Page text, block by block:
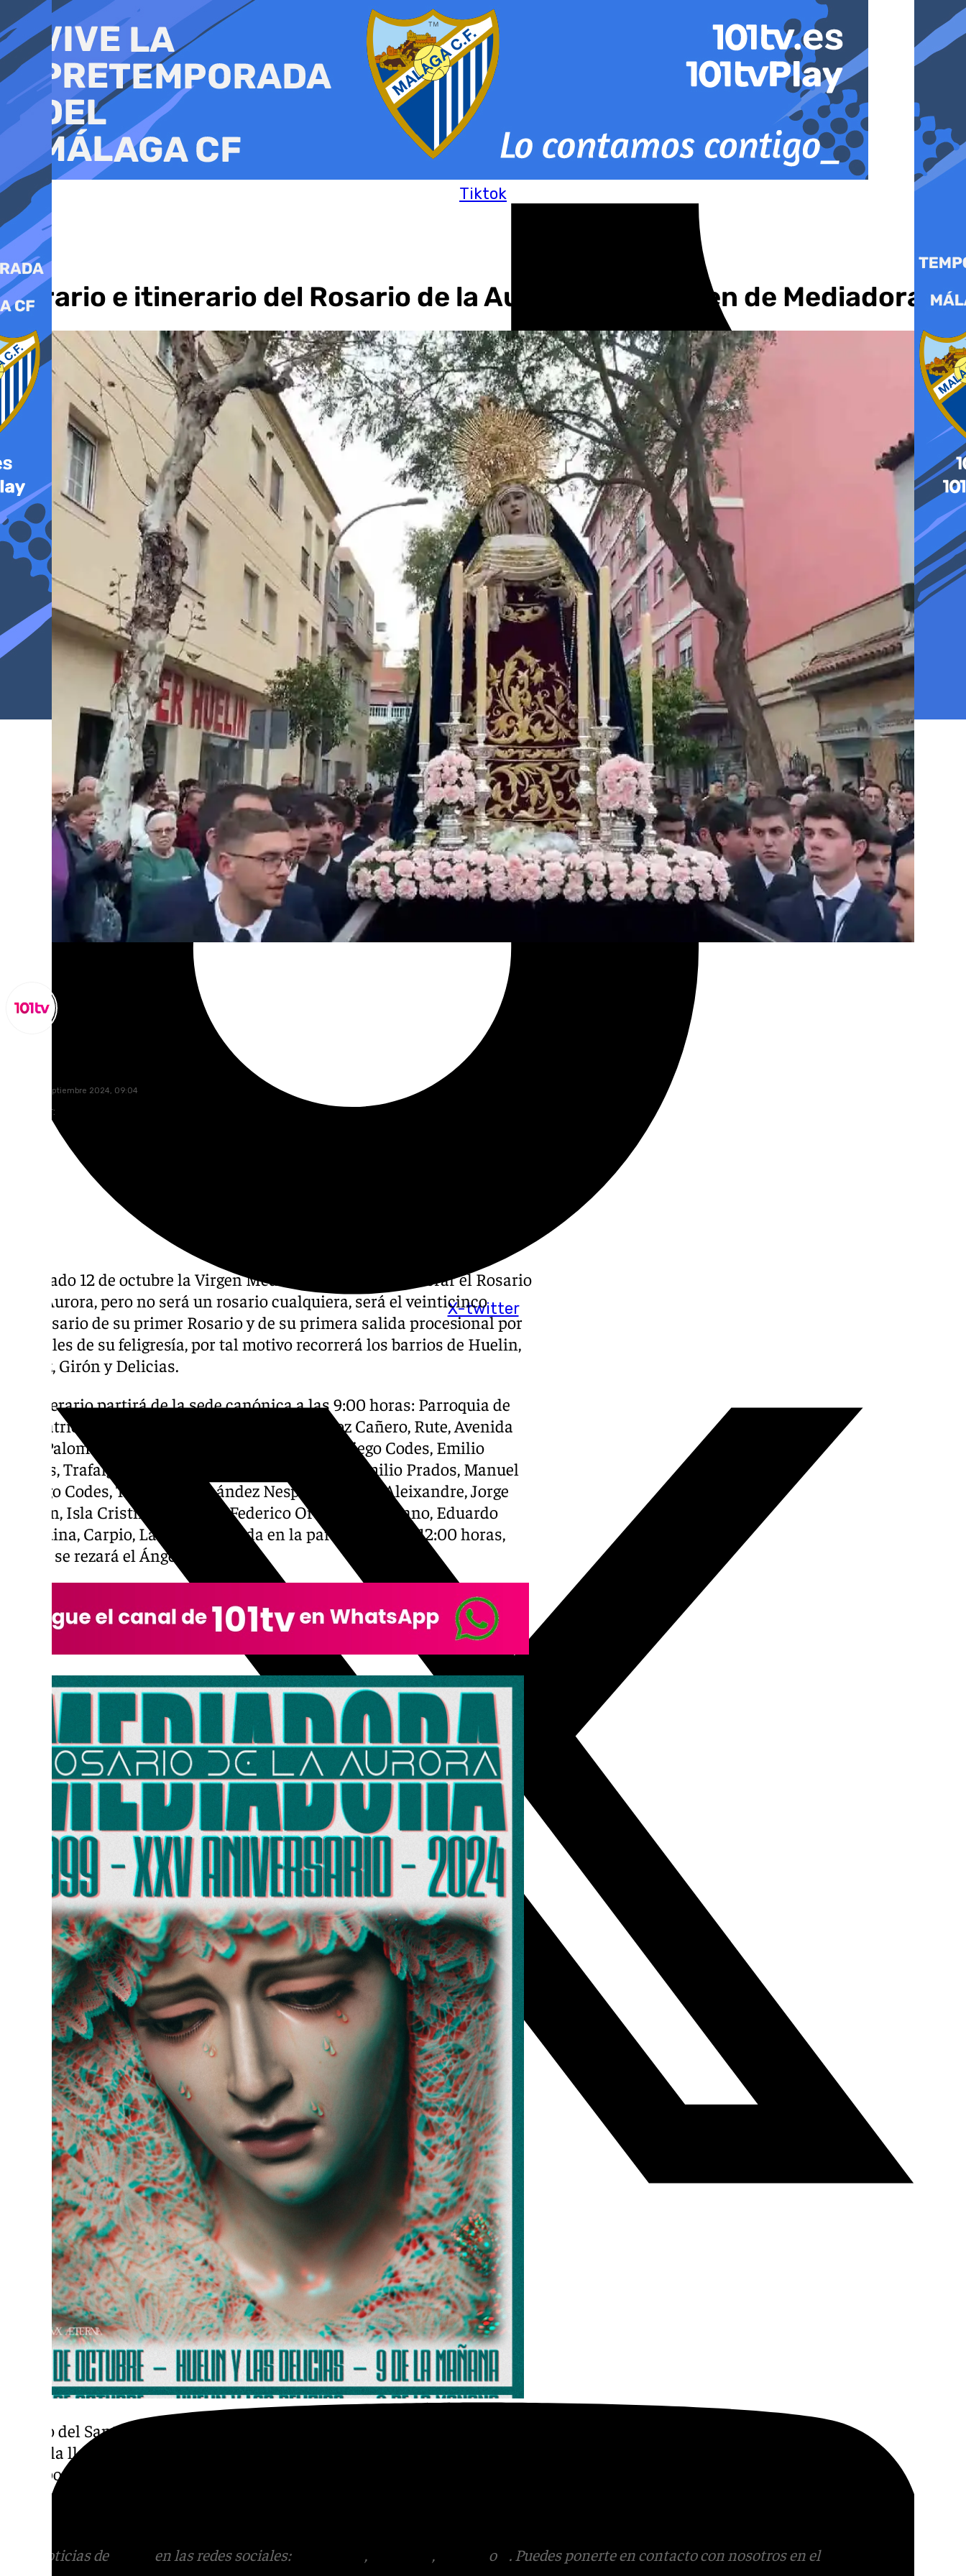
al
contenido
Tiktok
X-twitter
Youtube
Horario e itinerario del Rosario de la Aurora de la Virgen de Mediadora
lunes, 30 septiembre 2024, 09:04
Compartir:
El sábado 12 de octubre la Virgen Mediadora volverá a celebrar el Rosario
de la Aurora, pero no será un rosario cualquiera, será el veinticinco
aniversario de su primer Rosario y de su primera salida procesional por
las calles de su feligresía, por tal motivo recorrerá los barrios de Huelin,
La Paz, Girón y Delicias.
El itinerario partirá de la sede canónica a las 9:00 horas: Parroquia de
san Patricio, Av. Sor Teresa Prat, Soldado Muñoz Cañero, Rute, Avenida
de la Paloma, Francisco Ballesteros, Manuel Assiego Codes, Emilio
Prados, Trafalgar, Manuel Altolaguirre, Lepanto, Emilio Prados, Manuel
Assiego Codes, Teniente Fernández Nespral, Vicente Aleixandre, Jorge
Guillén, Isla Cristina, Abogado Federico Orellana Toledano, Eduardo
Marquina, Carpio, La Hoz, y entrada en la parroquia a las 12:00 horas,
donde se rezará el Ángelus.
El rezo del Santo Rosario se llevará a cabo desde la salida (9:00 horas)
hasta la llegada al barrio de Las Delicias (10:00 horas), donde se
incorporará tras las andas de Nuestra Señora la banda de música ‘Cruz
del Humilladero’, que les acompañará hasta la entrada a la parroquia
Más noticias de en las redes sociales: , , o
. Puedes ponerte en contacto con nosotros en el